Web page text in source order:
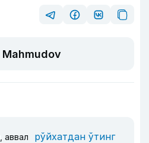
аввал рўйхатдан ўтинг